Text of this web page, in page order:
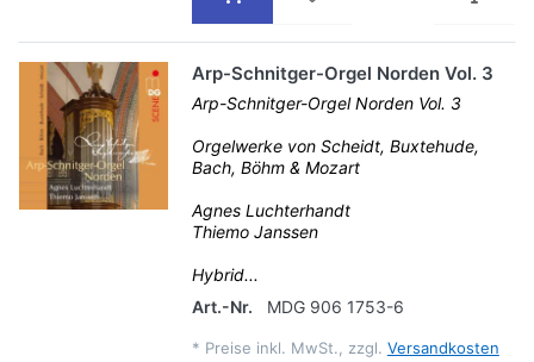
Arp-Schnitger-Orgel Norden Vol. 3
Arp-Schnitger-Orgel Norden Vol. 3
Orgelwerke von Scheidt, Buxtehude,
Bach, Böhm & Mozart
Agnes Luchterhandt
Thiemo Janssen
Hybrid...
Art.-Nr.
MDG 906 1753-6
* Preise inkl. MwSt., zzgl. Versandkosten